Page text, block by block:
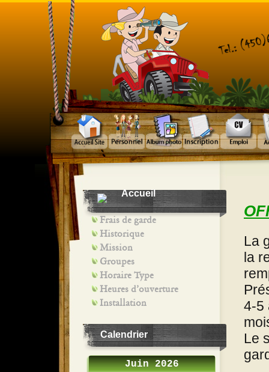
Accueil
Frais de garde
Historique
Mission
Groupes
Horaire Type
Heures d’ouverture
Installation
Calendrier
Juin 2026
La
la
4-5
Le